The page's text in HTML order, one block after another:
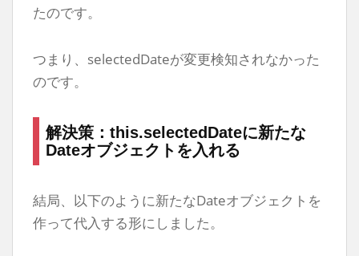
たのです。
つまり、selectedDateが変更検知されなかった
のです。
解決策：this.selectedDateに新たな
Dateオブジェクトを入れる
結局、以下のように新たなDateオブジェクトを
作って代入する形にしました。